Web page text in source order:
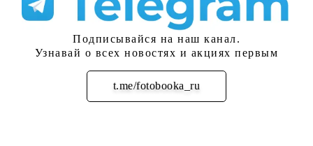
Подписывайся на наш канал.
Узнавай о всех новостях и акциях первым
t.me/fotobooka_ru
Подписаться